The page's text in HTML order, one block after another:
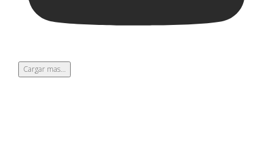
Cargar mas...